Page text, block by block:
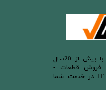
​فروشگاه رادیکال سیستم با بیش از 20سال
فروش قطعات -
تعمیرات و خدمات بخش IT در خدمت شما